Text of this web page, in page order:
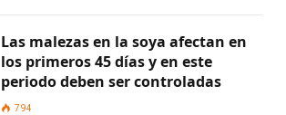
Las malezas en la soya afectan en
los primeros 45 días y en este
periodo deben ser controladas
794